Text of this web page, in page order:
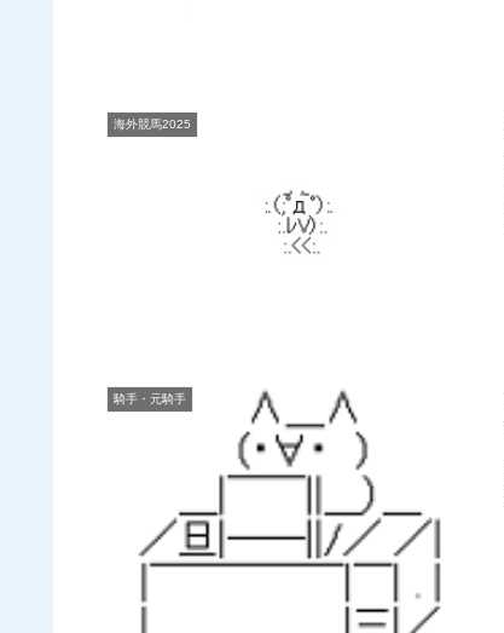
海外競馬2025
騎手・元騎手